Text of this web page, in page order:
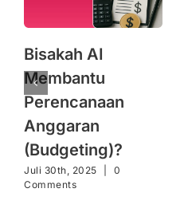
Bisakah AI
Membantu
Perencanaan
Anggaran
(Budgeting)?
Juli 30th, 2025
0
Comments